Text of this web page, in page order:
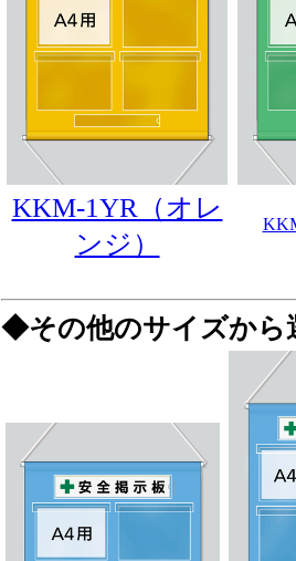
KKM-1YR（オレ
ンジ）
◆その他のサイズから